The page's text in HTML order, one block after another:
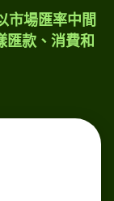
市場匯率中間
匯款、消費和